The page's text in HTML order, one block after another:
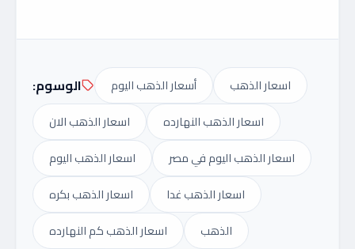
الوسوم: أسعار الذهب اليوم
اسعار الذهب
اسعار الذهب الان
اسعار الذهب النهارده
اسعار الذهب اليوم
اسعار الذهب اليوم في مصر
اسعار الذهب بكره
اسعار الذهب غدا
اسعار الذهب كم النهارده
الذهب